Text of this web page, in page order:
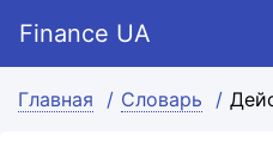
Finance UA
Главная Словарь